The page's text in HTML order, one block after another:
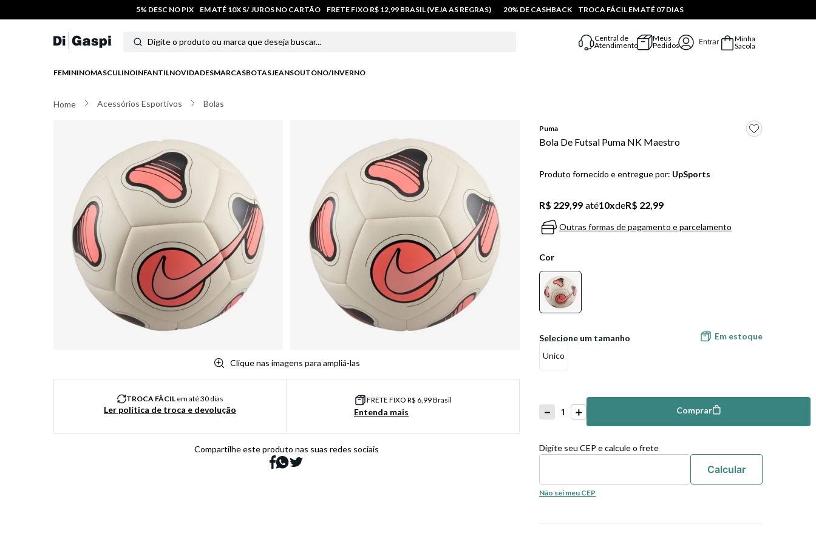
5% DESC NO PIX EM ATÉ 10X S/ JUROS NO CARTÃO FRETE FIXO R$ 12,99 BRASIL (VEJA AS REGRAS) 20% DE CASHBACK TROCA FÁCIL EM ATÉ 07 DIAS
Digite o produto ou marca que deseja buscar...
Central de
Atendimento
Meus
Pedidos
Entrar
Minha
Sacola
FEMININOMASCULINOINFANTILNOVIDADESMARCASBOTASJEANSOUTONO/INVERNO
Acessórios Esportivos Bolas
Clique nas imagens para ampliá-las
TROCA FÀCILem até 30 dias
Ler política de troca e devolução
FRETE FIXO R$ 6,99 Brasil
Entenda mais
Compartilhe este produto nas suas redes sociais
Puma
Bola De Futsal Puma NK Maestro
Produto fornecido e entregue por: UpSports
R$ 229,99 até10xdeR$ 22,99
Outras formas de pagamento e parcelamento
Cor
Unico
Em estoque
＋
－
Comprar Comprar
Digite seu CEP e calcule o frete
Não sei meu CEP
3º moletom
4º tênis masculino
º bota
6º sandalia
º jeans
8 salto
9º new balance
10ºtênis infantil